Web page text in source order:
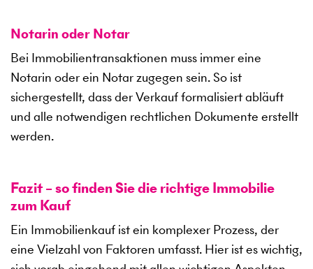
Notarin oder Notar
Bei Immobilientransaktionen muss immer eine
Notarin oder ein Notar zugegen sein. So ist
sichergestellt, dass der Verkauf formalisiert abläuft
und alle notwendigen rechtlichen Dokumente erstellt
werden.
Fazit – so finden Sie die richtige Immobilie
zum Kauf
Ein Immobilienkauf ist ein komplexer Prozess, der
eine Vielzahl von Faktoren umfasst. Hier ist es wichtig,